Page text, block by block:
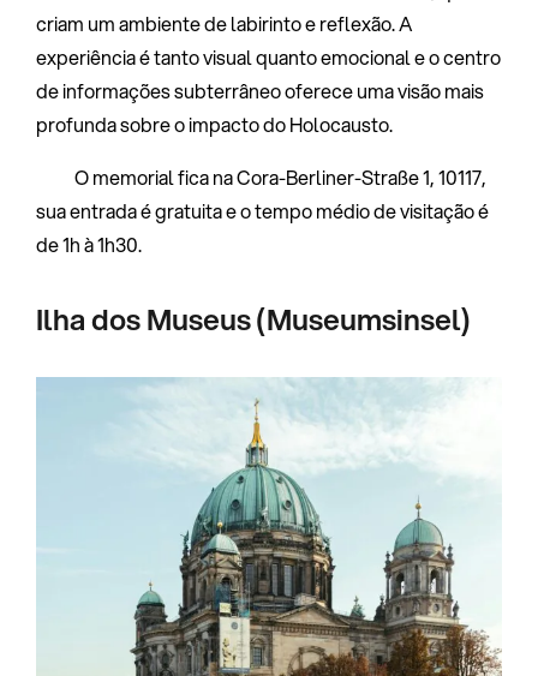
criam um ambiente de labirinto e reflexão. A
experiência é tanto visual quanto emocional e o centro
de informações subterrâneo oferece uma visão mais
profunda sobre o impacto do Holocausto.
O memorial fica na Cora-Berliner-Straße 1, 10117,
sua entrada é gratuita e o tempo médio de visitação é
de 1h à 1h30.
Ilha dos Museus (Museumsinsel)